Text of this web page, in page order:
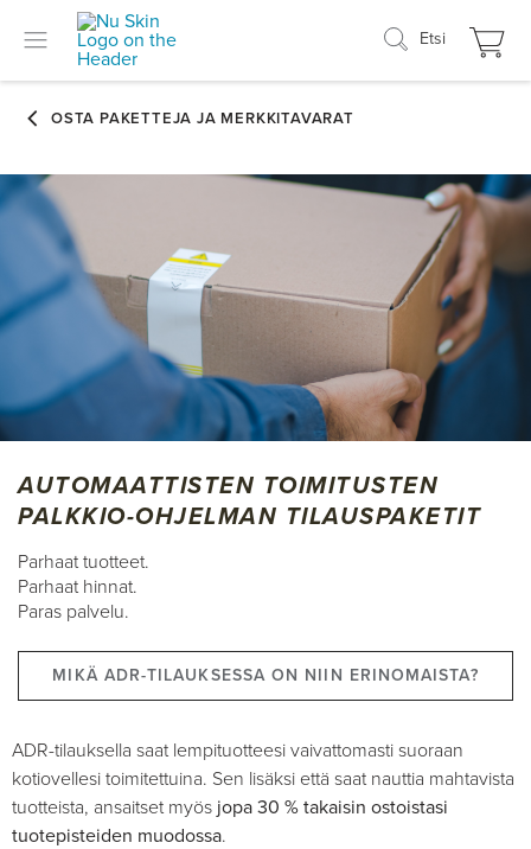
Etsi
AUTOMAATTISTEN TOIMITUSTEN
PALKKIO-OHJELMAN TILAUSPAKETIT
Parhaat tuotteet.
Parhaat hinnat.
Paras palvelu.
MIKÄ ADR-TILAUKSESSA ON NIIN ERINOMAISTA?
ADR-tilauksella saat lempituotteesi vaivattomasti suoraan
kotiovellesi toimitettuina. Sen lisäksi että saat nauttia mahtavista
tuotteista, ansaitset myös jopa 30 % takaisin ostoistasi
tuotepisteiden muodossa.